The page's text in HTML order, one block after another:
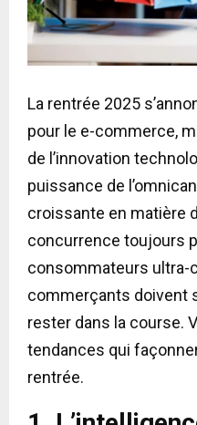
La rentrée 2025
pour le e-commerce,
de l’innovation
puissance de
croissante en matière
concurrence toujours
consommateurs ultra-
commerçants doivent
rester dans la course.
tendances qui
rentrée.